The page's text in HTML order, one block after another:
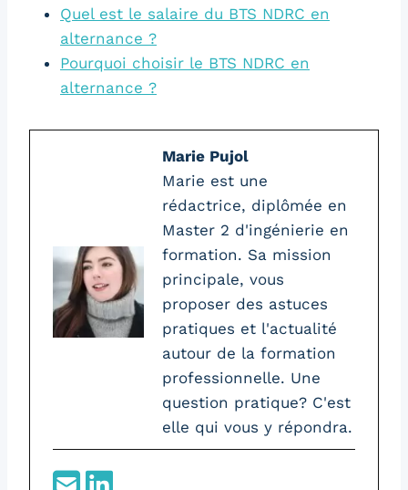
Quel est le salaire du BTS NDRC en
alternance ?
Pourquoi choisir le BTS NDRC en
alternance ?
Marie Pujol
Marie est une
rédactrice, diplômée en
Master 2 d'ingénierie en
formation. Sa mission
principale, vous
proposer des astuces
pratiques et l'actualité
autour de la formation
professionnelle. Une
question pratique? C'est
elle qui vous y répondra.